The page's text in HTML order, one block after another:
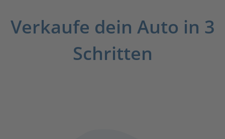
Verkaufe dein Auto in 3
Schritten